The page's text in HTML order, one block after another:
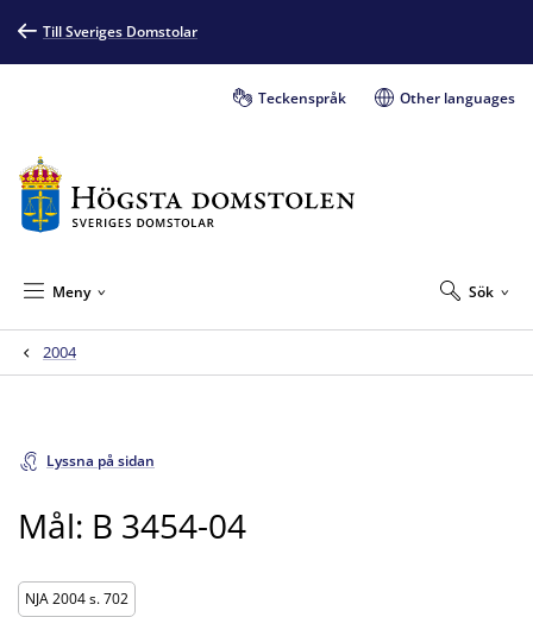
Till Sveriges Domstolar
Teckenspråk Other languages
Sök
Meny
2004
Lyssna på sidan
Mål: B 3454-04
NJA 2004 s. 702